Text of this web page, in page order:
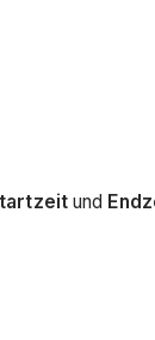
und